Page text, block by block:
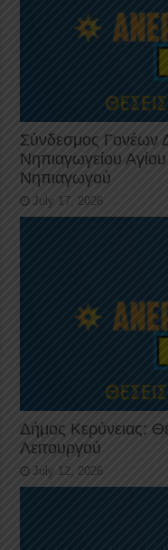
Σύνδεσμος Γονέων
Νηπιαγωγείου
Νηπιαγωγού
July 17, 2026
Δήμος Κερύνειας:
Λειτουργού
July 12, 2026